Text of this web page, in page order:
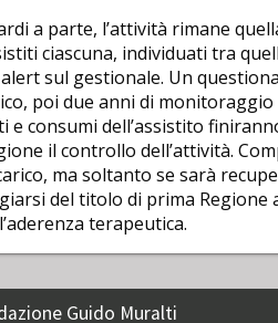
a parte, l’attività rimane
ciascuna, individuati tra
sul gestionale. Un
poi due anni di
e consumi dell’assistito
il controllo dell’attività.
ma soltanto se sarà
del titolo di prima Regione
terapeutica.
Guido Muralti